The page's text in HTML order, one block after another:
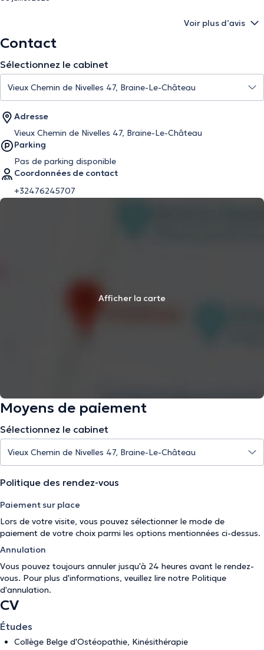
Voir plus d’avis
Contact
Sélectionnez le cabinet
Adresse
Vieux Chemin de Nivelles 47, Braine-Le-Château
Parking
Pas de parking disponible
Coordonnées de contact
+32476245707
Afficher la carte
Moyens de paiement
Sélectionnez le cabinet
Politique des rendez-vous
Paiement sur place
Lors de votre visite, vous pouvez sélectionner le mode de
paiement de votre choix parmi les options mentionnées ci-dessus.
Annulation
Vous pouvez toujours annuler jusqu'à 24 heures avant le rendez-
vous. Pour plus d'informations, veuillez lire notre Politique
d'annulation.
CV
Études
Collège Belge d'Ostéopathie, Kinésithérapie